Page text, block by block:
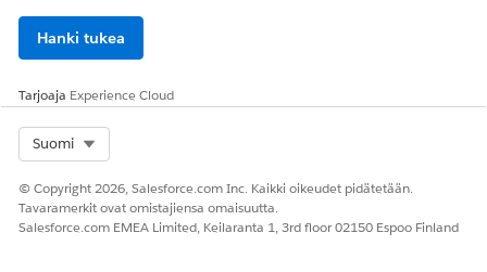
Hanki tukea
Tarjoaja Experience Cloud
Suomi
© Copyright 2026, Salesforce.com Inc. Kaikki oikeudet pidätetään.
Tavaramerkit ovat omistajiensa omaisuutta.
Salesforce.com EMEA Limited, Keilaranta 1, 3rd floor 02150 Espoo Finland